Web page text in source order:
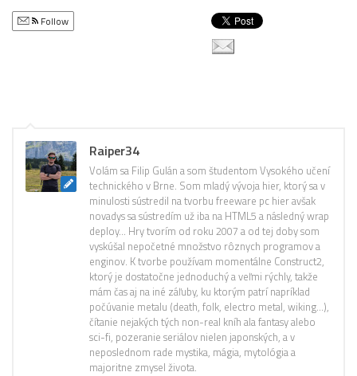
Follow
Raiper34
Volám sa Filip Gulán a som študentom Vysokého učení
technického v Brne. Som mladý vývoja hier, ktorý sa v
minulosti sústredil na tvorbu freeware pc hier avšak
novadys sa sústredím už iba na HTML5 a následný wrap
deploy… Hry tvorím od roku 2007 a od tej doby som
vyskúšal nepočetné množstvo rôznych programov a
enginov. K tvorbe používam momentálne Construct2,
ktorý je dostatočne jednoduchý a veľmi rýchly, takže
mám čas aj na iné záľuby, ku ktorým patrí napríklad
počúvanie metalu (death, folk, electro metal, wiking…),
čítanie nejakých tých non-real kníh ala fantasy alebo
sci-fi, pozeranie seriálov nielen japonských, a v
neposlednom rade mystika, mágia, mytológia a
majoritne zmysel života.